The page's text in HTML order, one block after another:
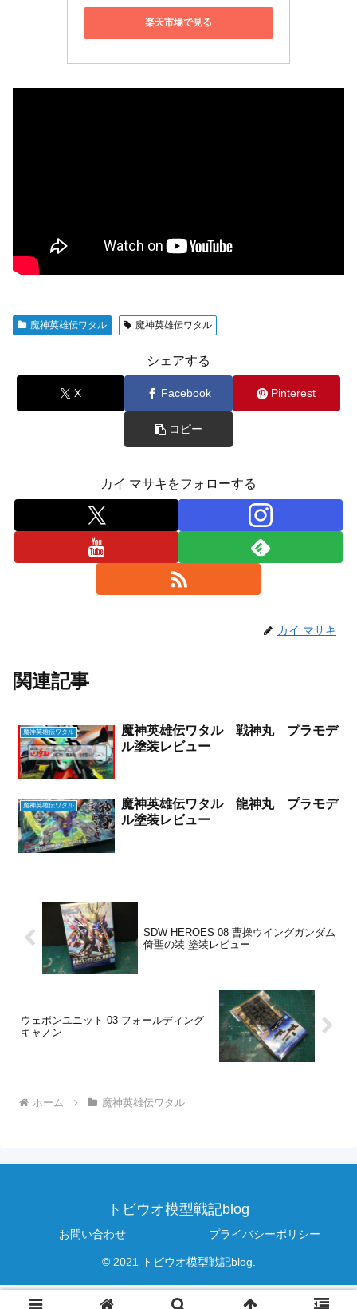
楽天市場で見る
魔神英雄伝ワタル 魔神英雄伝ワタル
シェアする
X Facebook Pinterest
コピー
カイ マサキをフォローする
カイ マサキ
関連記事
魔神英雄伝ワタル
魔神英雄伝ワタル 戦神丸 プラモデ
ル塗装レビュー
魔神英雄伝ワタル
魔神英雄伝ワタル 龍神丸 プラモデ
ル塗装レビュー
SDW HEROES 08 曹操ウイングガンダム
倚聖の装 塗装レビュー
ウェポンユニット 03 フォールディング
キャノン
ホーム 魔神英雄伝ワタル
トビウオ模型戦記blog
お問い合わせ プライバシーポリシー
© 2021 トビウオ模型戦記blog.